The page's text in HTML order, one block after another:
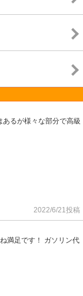
るが様々な部分で高級
2022/6/21投稿
満足です！ ガソリン代